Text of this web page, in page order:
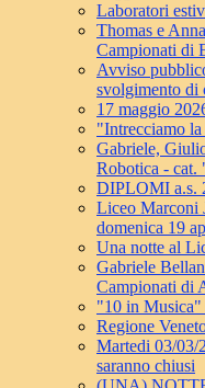
Laboratori
Thomas e
Campionati di
Avviso
svolgimento di
17 maggio
"Intrecciamo
Gabriele,
Robotica - cat.
DIPLOMI a.s.
Liceo Marconi
domenica 19
Una notte al
Gabriele
Campionati di
"10 in Musica"
Regione
Martedi 03/03/
saranno chiusi